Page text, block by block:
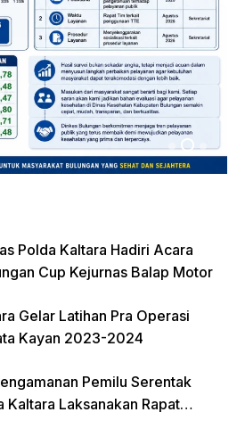
Polda Kaltara Hadiri Acara
Cup Kejurnas Balap Motor
Gelar Latihan Pra Operasi
Kayan 2023-2024
Pemilu Serentak
Kaltara Laksanakan Rapat